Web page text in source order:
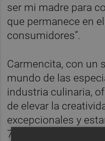
ser mi madre para
que permanece en
consumidores”.
Carmencita, con un
mundo de las
industria culinaria,
de elevar la
excepcionales y
70 países de los 5